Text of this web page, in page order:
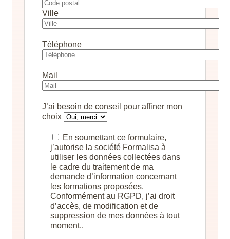
Ville
Téléphone
Mail
J’ai besoin de conseil pour affiner mon
choix
En soumettant ce formulaire,
j’autorise la société Formalisa à
utiliser les données collectées dans
le cadre du traitement de ma
demande d’information concernant
les formations proposées.
Conformément au RGPD, j’ai droit
d’accès, de modification et de
suppression de mes données à tout
moment..